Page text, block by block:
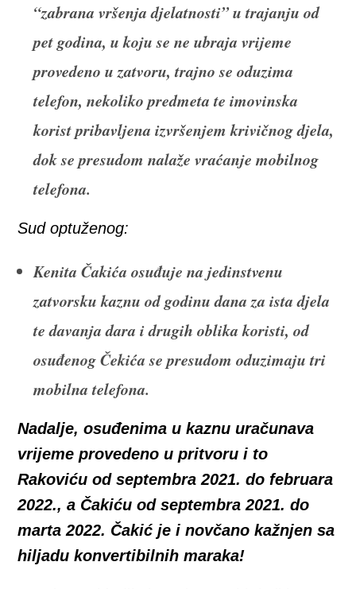
“zabrana vršenja djelatnosti” u trajanju od
pet godina, u koju se ne ubraja vrijeme
provedeno u zatvoru, trajno se oduzima
telefon, nekoliko predmeta te imovinska
korist pribavljena izvršenjem krivičnog djela,
dok se presudom nalaže vraćanje mobilnog
telefona.
Sud optuženog:
Kenita Čakića osuđuje na jedinstvenu
zatvorsku kaznu od godinu dana za ista djela
te davanja dara i drugih oblika koristi, od
osuđenog Čekića se presudom oduzimaju tri
mobilna telefona.
Nadalje, osuđenima u kaznu uračunava
vrijeme provedeno u pritvoru i to
Rakoviću od septembra 2021. do februara
2022., a Čakiću od septembra 2021. do
marta 2022. Čakić je i novčano kažnjen sa
hiljadu konvertibilnih maraka!